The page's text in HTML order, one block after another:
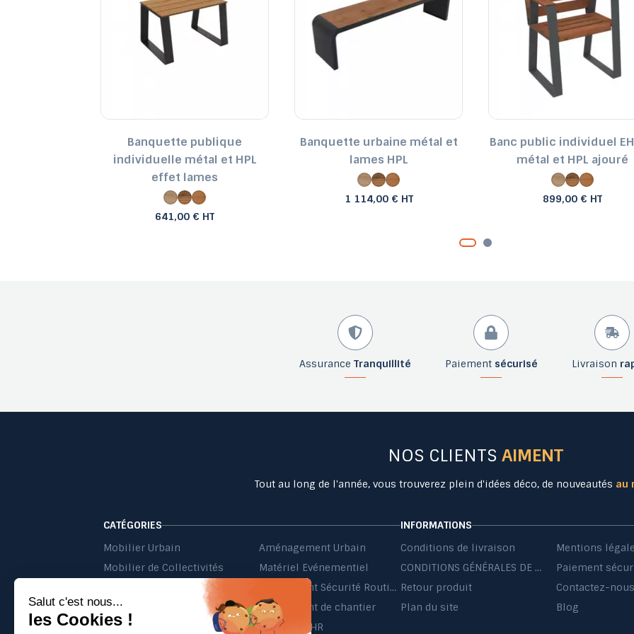
Banquette publique
individuelle métal et HPL
effet lames
641,00 € HT
Banquette urbaine métal et
lames HPL
1 114,00 € HT
Banc public individuel
métal et HPL ajouré
899,00 € HT
Assurance Tranquillité Paiement sécurisé Livraison
NOS CLIENTS AIMENT
Tout au long de l'année, vous trouverez plein d'idées déco, de nouveautés au
CATÉGORIES
Mobilier Urbain
Aménagement Urbain
Mobilier de Collectivités
Matériel Evénementiel
Equipement Sécurité Routière
Jeu Extérieur de Collectivités
Equipement de chantier
Probbax®
Mobilier CHR
INFORMATIONS
Conditions de livraison
Mentions
CONDITIONS GÉNÉRALES DE VENTE ET DE PRESTATIONS DE SERVICES
Paiement
Retour produit
Contactez-nous
Plan du site
Blog